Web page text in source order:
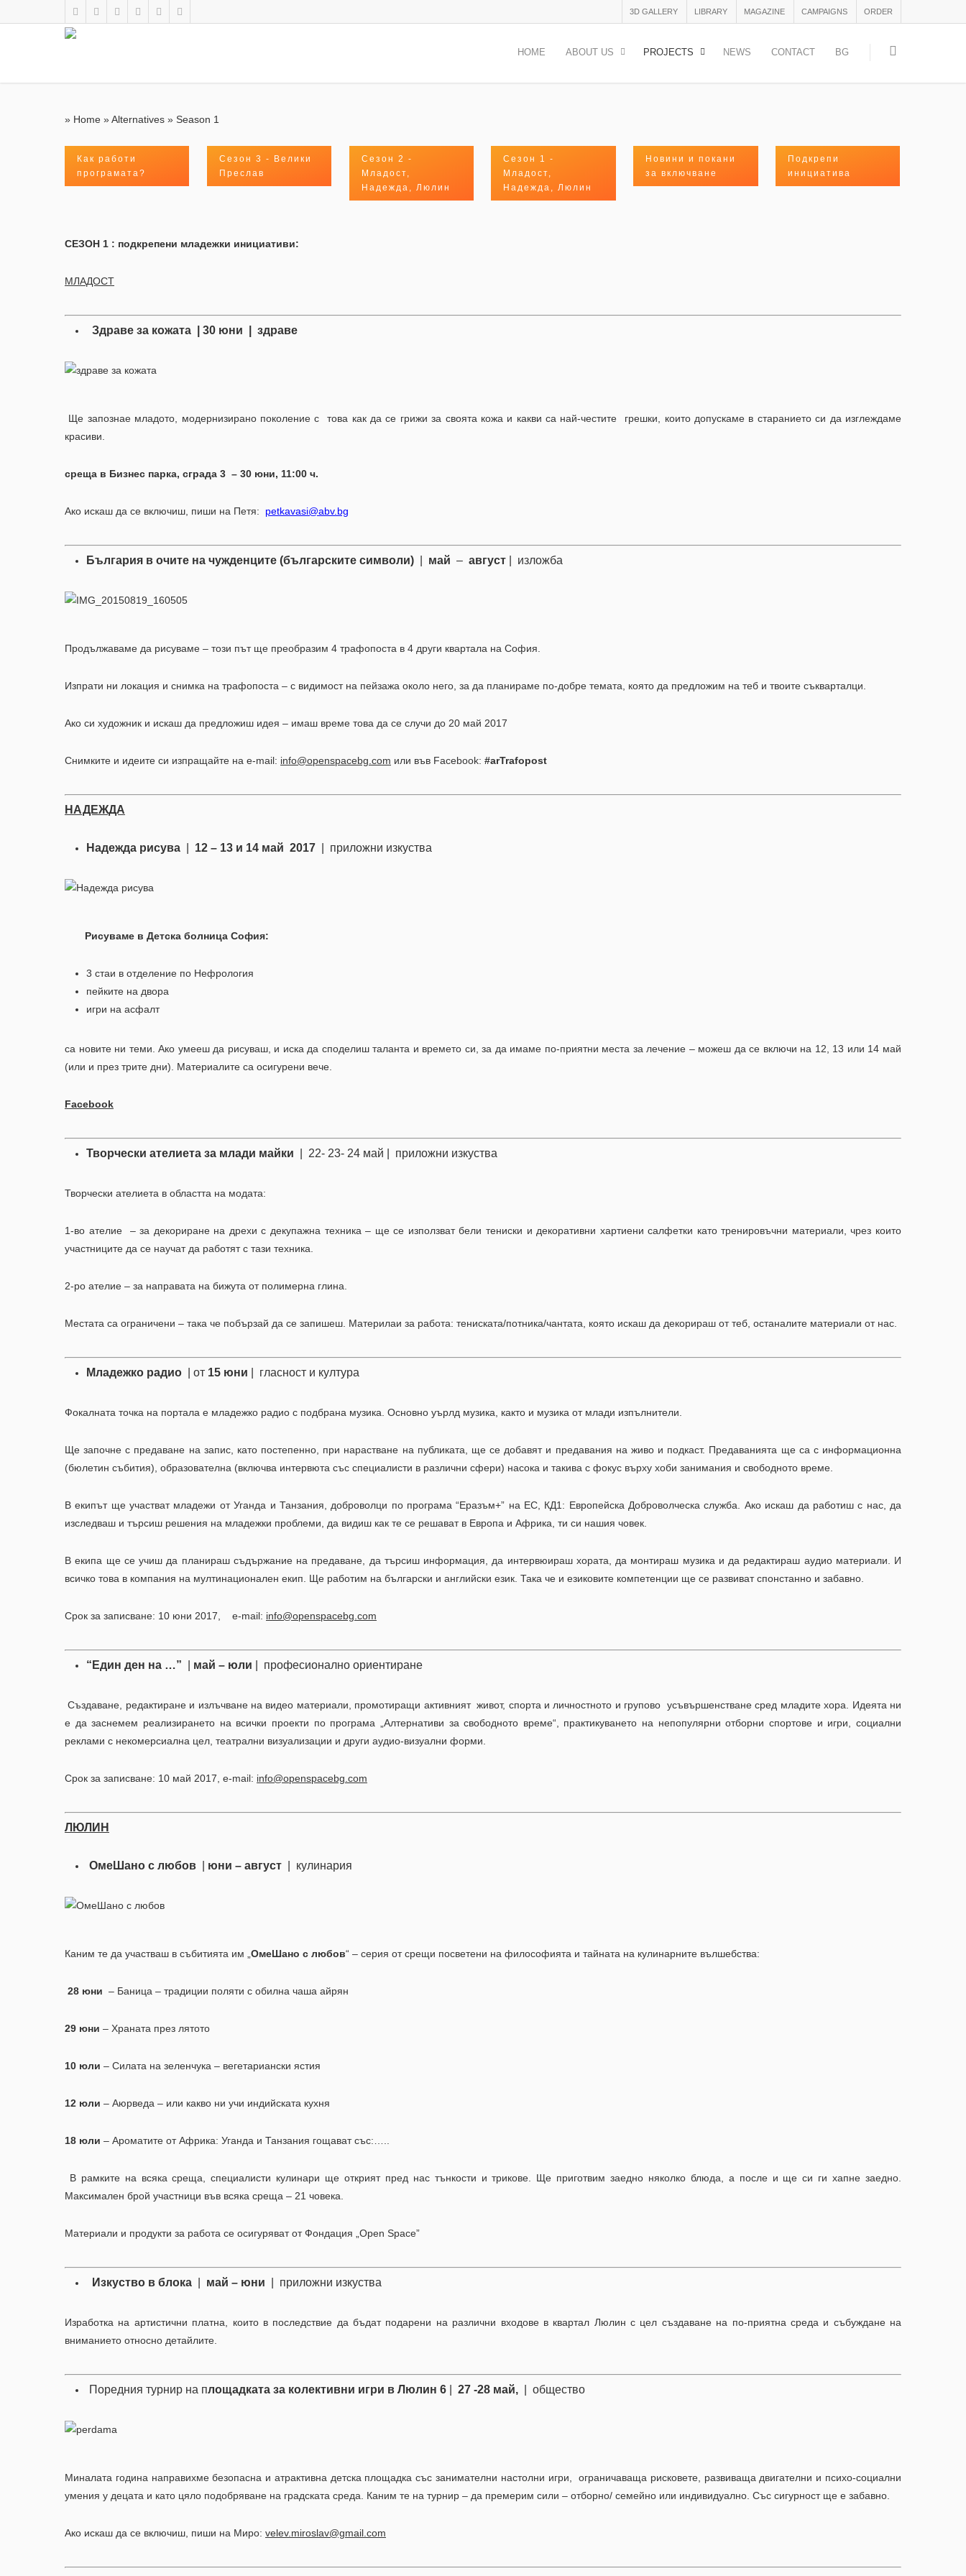
3D GALLERY LIBRARY MAGAZINE CAMPAIGNS ORDER
HOME ABOUT US PROJECTS NEWS CONTACT BG
» Home »Alternatives » Season 1
Как работи
програмата?
Сезон 3 - Велики
Преслав
Сезон 2 -
Младост,
Надежда, Люлин
Сезон 1 -
Младост,
Надежда, Люлин
Новини и покани
за включване
Подкрепи
инициатива
СЕЗОН 1 : подкрепени младежки инициативи:
МЛАДОСТ
Здраве за кожата | 30 юни | здраве
Ще запознае младото, модернизирано поколение с това как да се грижи за своята кожа и какви са най-честите грешки, които допускаме в старанието си да изглеждаме
красиви.
среща в Бизнес парка, сграда 3 – 30 юни, 11:00 ч.
Ако искаш да се включиш, пиши на Петя: petkavasi@abv.bg
България в очите на чужденците (българските символи) май – август | изложба
Продължаваме да рисуваме – този път ще преобразим 4 трафопоста в 4 други квартала на София.
Изпрати ни локация и снимка на трафопоста – с видимост на пейзажа около него, за да планираме по-добре темата, която да предложим на теб и твоите съкварталци.
Ако си художник и искаш да предложиш идея – имаш време това да се случи до 20 май 2017
Снимките и идеите си изпращайте на e-mail: info@openspacebg.com или във Facebook: #arTrafopost
НАДЕЖДА
Надежда рисува 12 – 13 и 14 май 2017 | приложни изкуства
Рисуваме в Детска болница София:
3 стаи в отделение по Нефрология
пейките на двора
игри на асфалт
са новите ни теми. Ако умееш да рисуваш, и иска да споделиш таланта и времето си, за да имаме по-приятни места за лечение – можеш да се включи на 12, 13 или 14 май
(или и през трите дни). Материалите са осигурени вече.
Facebook
Творчески ателиета за млади майки | 22- 23- 24 май | приложни изкуства
Творчески ателиета в областта на модата:
1-во ателие – за декориране на дрехи с декупажна техника – ще се използват бели тениски и декоративни хартиени салфетки като тренировъчни материали, чрез които
участниците да се научат да работят с тази техника.
2-ро ателие – за направата на бижута от полимерна глина.
Местата са ограничени – така че побързай да се запишеш. Материлаи за работа: тениската/потника/чантата, която искаш да декорираш от теб, останалите материали от нас.
Младежко радио | от 15 юни | гласност и култура
Фокалната точка на портала е младежко радио с подбрана музика. Основно уърлд музика, както и музика от млади изпълнители.
Ще започне с предаване на запис, като постепенно, при нарастване на публиката, ще се добавят и предавания на живо и подкаст. Предаванията ще са с информационна
(бюлетин събития), образователна (включва интервюта със специалисти в различни сфери) насока и такива с фокус върху хоби занимания и свободното време.
В екипът ще участват младежи от Уганда и Танзания, доброволци по програма “Еразъм+” на ЕС, КД1: Европейска Доброволческа служба. Ако искаш да работиш с нас, да
изследваш и търсиш решения на младежки проблеми, да видиш как те се решават в Европа и Африка, ти си нашия човек.
В екипа ще се учиш да планираш съдържание на предаване, да търсиш информация, да интервюираш хората, да монтираш музика и да редактираш аудио материали. И
всичко това в компания на мултинационален екип. Ще работим на български и английски език. Така че и езиковите компетенции ще се развиват спонстанно и забавно.
Срок за записване: 10 юни 2017, e-mail: info@openspacebg.com
“Един ден на …” май – юли | професионално ориентиране
Създаване, редактиране и излъчване на видео материали, промотиращи активният живот, спорта и личностното и групово усъвършенстване сред младите хора. Идеята ни
е да заснемем реализирането на всички проекти по програма „Алтернативи за свободното време“, практикуването на непопулярни отборни спортове и игри, социални
реклами с некомерсиална цел, театрални визуализации и други аудио-визуални форми.
Срок за записване: 10 май 2017, e-mail: info@openspacebg.com
ЛЮЛИН
ОмеШано с любов юни – август | кулинария
Каним те да участваш в събитията им „ ОмеШано с любов“ – серия от срещи посветени на философията и тайната на кулинарните вълшебства:
28 юни – Баница – традиции поляти с обилна чаша айрян
29 юни – Храната през лятото
10 юли – Силата на зеленчука – вегетариански ястия
12 юли – Аюрведа – или какво ни учи индийската кухня
18 юли – Ароматите от Африка: Уганда и Танзания гощават със:…..
В рамките на всяка среща, специалисти кулинари ще открият пред нас тънкости и трикове. Ще приготвим заедно няколко блюда, а после и ще си ги хапне заедно.
Максимален брой участници във всяка среща – 21 човека.
Материали и продукти за работа се осигуряват от Фондация „Open Space”
Изкуство в блока май – юни | приложни изкуства
Изработка на артистични платна, които в последствие да бъдат подарени на различни входове в квартал Люлин с цел създаване на по-приятна среда и събуждане на
вниманието относно детайлите.
Поредния турнир на площадката за колективни игри в Люлин 6 27 -28 май, | общество
Миналата година направихме безопасна и атрактивна детска площадка със занимателни настолни игри, ограничаваща рисковете, развиваща двигателни и психо-социални
умения у децата и като цяло подобряване на градската среда. Каним те на турнир – да премерим сили – отборно/ семейно или индивидуално. Със сигурност ще е забавно.
Ако искаш да се включиш, пиши на Миро: velev.miroslav@gmail.com